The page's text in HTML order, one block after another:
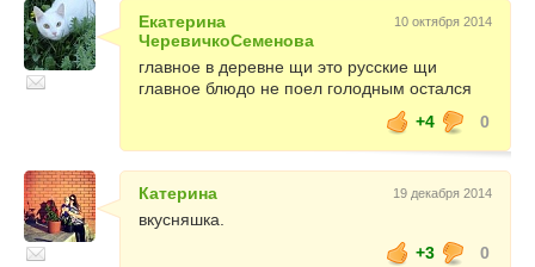
Екатерина
ЧеревичкоСеменова
10 октября 2014
главное в деревне щи это русские щи
главное блюдо не поел голодным остался
+4
0
Катерина 19 декабря 2014
вкусняшка.
+3
0